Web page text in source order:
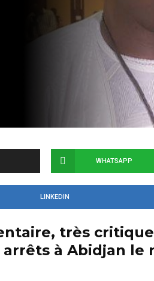
WHATSAPP
LINKEDIN
très
à Abidjan le